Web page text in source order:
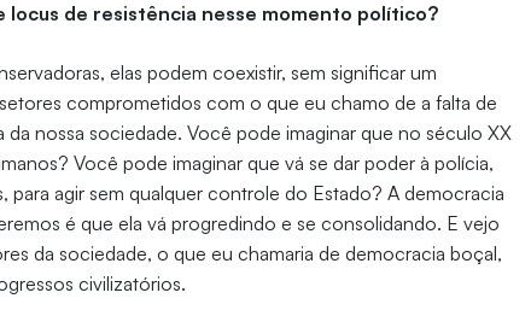
locus de resistência nesse momento político?
elas podem coexistir, sem significar um
comprometidos com o que eu chamo de a falta de
nossa sociedade. Você pode imaginar que no século XX
Você pode imaginar que vá se dar poder à polícia,
para agir sem qualquer controle do Estado? A democracia
é que ela vá progredindo e se consolidando. E vejo
da sociedade, o que eu chamaria de democracia boçal,
civilizatórios.